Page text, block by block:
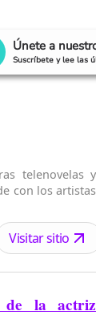
Únete a
Suscríbete y lee las
telenovelas y
con los artistas
Visitar sitio
de la actriz